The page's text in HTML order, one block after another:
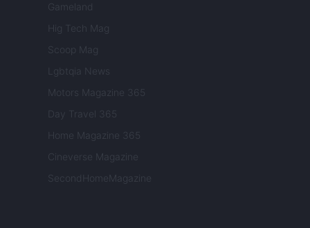
Gameland
Hig Tech Mag
Scoop Mag
Lgbtqia News
Motors Magazine 365
Day Travel 365
Home Magazine 365
Cineverse Magazine
SecondHomeMagazine